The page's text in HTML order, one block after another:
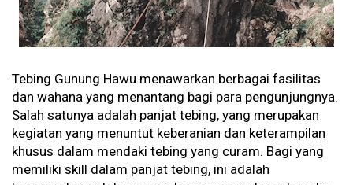
Tebing Gunung Hawu menawarkan berbagai fasilitas
dan wahana yang menantang bagi para pengunjungnya.
Salah satunya adalah panjat tebing, yang merupakan
kegiatan yang menuntut keberanian dan keterampilan
khusus dalam mendaki tebing yang curam. Bagi yang
memiliki skill dalam panjat tebing, ini adalah